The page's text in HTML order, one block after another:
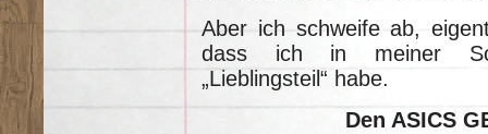
Aber ich schweife ab,
dass ich in meiner
„Lieblingsteil“ habe.
Den ASICS